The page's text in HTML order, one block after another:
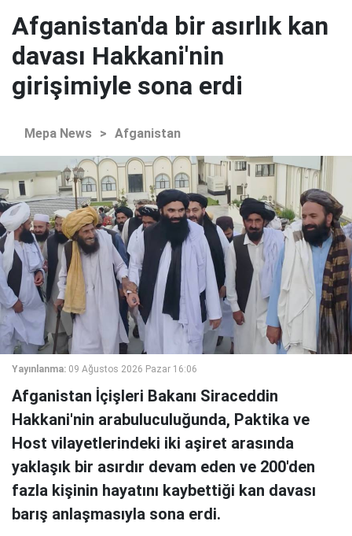
Afganistan'da bir asırlık kan
davası Hakkani'nin
girişimiyle sona erdi
Mepa News > Afganistan
Yayınlanma: 09 Ağustos 2026 Pazar 16:06
Afganistan İçişleri Bakanı Siraceddin
Hakkani'nin arabuluculuğunda, Paktika ve
Host vilayetlerindeki iki aşiret arasında
yaklaşık bir asırdır devam eden ve 200'den
fazla kişinin hayatını kaybettiği kan davası
barış anlaşmasıyla sona erdi.